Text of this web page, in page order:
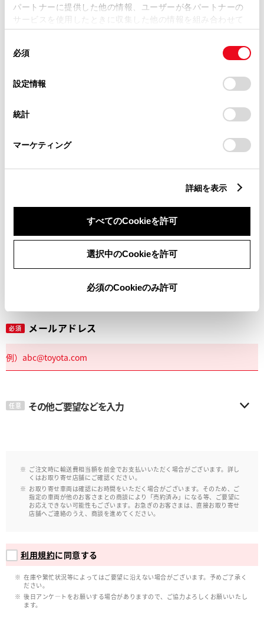
パートナーに提供した他の情報、ユーザーが各パートナーの
サービスを使用したときに収集した他の情報を組み合わせて
使用することがあります。当ウェブサイトの使用を続行する
デバイスにすべてのCookie(クッキー)が保存されることに同
意したことになります。Cookie(クッキー)のオプトアウト、
設定の変更、同意を撤回したりするにあたっては、当社の
「Cookie（クッキー）情報の取り扱いについて
」をご覧くだ
必須
設定情報
統計
マーケティング
詳細を表示
すべてのCookieを許可
選択中のCookieを許可
必須のCookieのみ許可
必須 都道府県
必須 市区町村名
丁目番地
必須 メールアドレス
任意 その他ご要望などを入力
ご注文時に輸送費相当額を前金でお支払いいただく場合がございます。詳し
くはお取り寄せ店舗にご確認ください。
お取り寄せ車両は確認にお時間をいただく場合がございます。そのため、ご
指定の車両が他のお客さまとの商談により「売約済み」になる等、ご要望に
お応えできない可能性もございます。お急ぎのお客さまは、直接お取り寄せ
店舗へご連絡のうえ、商談を進めてください。
利用規約に同意する
在庫や繁忙状況等によってはご要望に沿えない場合がございます。予めご了承く
ださい。
後日アンケ―トをお願いする場合がありますので、ご協力よろしくお願いいたし
ます。